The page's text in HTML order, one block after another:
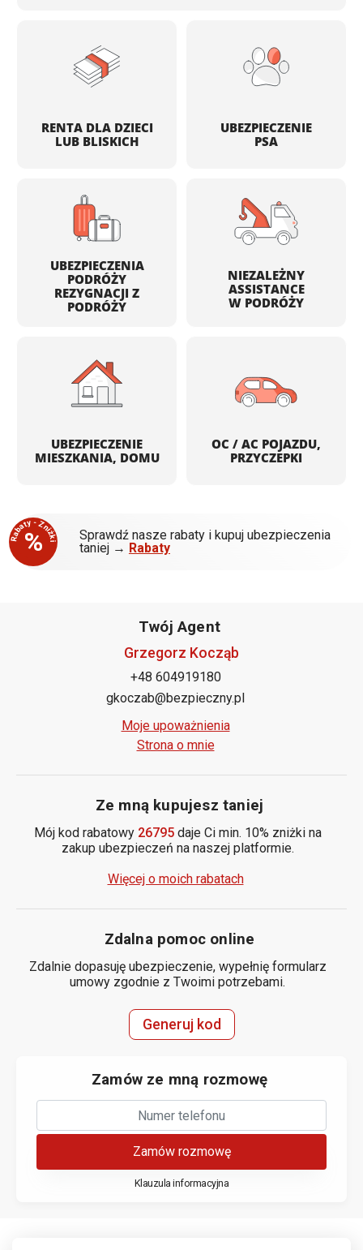
RENTA DLA DZIECI
LUB BLISKICH
UBEZPIECZENIE
PSA
UBEZPIECZENIA
PODRÓŻY
REZYGNACJI Z
PODRÓŻY
NIEZALEŻNY
ASSISTANCE
W PODRÓŻY
UBEZPIECZENIE
MIESZKANIA, DOMU
OC / AC POJAZDU,
PRZYCZEPKI
%
Rabaty - Zniżki
Sprawdź nasze rabaty i kupuj ubezpieczenia
taniej → Rabaty
Twój Agent
Grzegorz Kocząb
+48 604919180
gkoczab@bezpieczny.pl
Moje upoważnienia
Strona o mnie
Ze mną kupujesz taniej
Mój kod rabatowy 26795daje Ci min. 10% zniżki na
zakup ubezpieczeń na naszej platformie.
Więcej o moich rabatach
Zdalna pomoc online
Zdalnie dopasuję ubezpieczenie, wypełnię formularz
umowy zgodnie z Twoimi potrzebami.
Generuj kod
Zamów ze mną rozmowę
Zamów rozmowę
Klauzula informacyjna